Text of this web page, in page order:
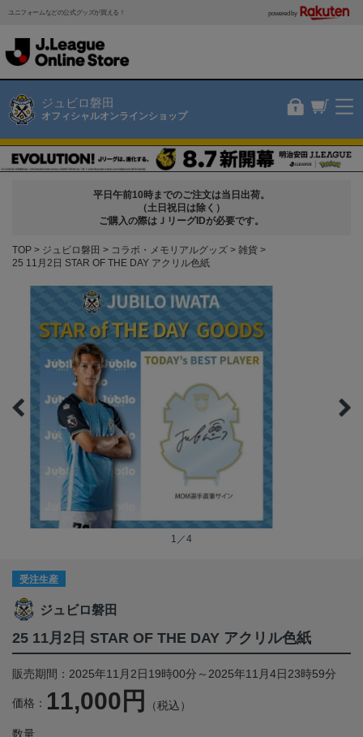
ユニフォームなどの公式グッズが買える！ powered by
ジュビロ磐田
オフィシャルオンラインショップ
平日午前10時までのご注文は当日出荷。
（土日祝日は除く）
ご購入の際はＪリーグIDが必要です。
TOP ジュビロ磐田 コラボ・メモリアルグッズ
雑貨
25 11月2日 STAR OF THE DAY アクリル色紙
1／4
受注生産
ジュビロ磐田
25 11月2日 STAR OF THE DAY アクリル色紙
販売期間：2025年11月2日19時00分～2025年11月4日23時59分
価格： 11,000円 （税込）
数量